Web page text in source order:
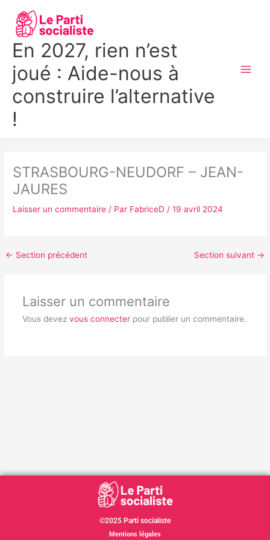
contenu
En 2027, rien n’est
joué : Aide-nous à
construire l’alternative
!
STRASBOURG-NEUDORF – JEAN-
JAURES
Laisser un commentaire / Par FabriceD/19 avril 2024
← Section précédent Section suivant →
Laisser un commentaire
Vous devez vous connecterpour publier un commentaire.
©2025 Parti socialiste
Mentions légales